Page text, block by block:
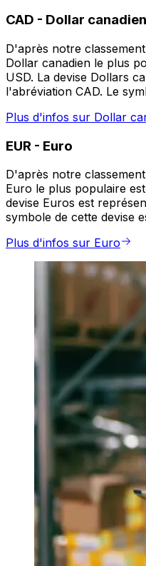
CAD - Dollar canadien
D'après notre
Dollar canadien le plus
USD. La devise Dollars
l'abréviation CAD. Le
Plus d'infos sur Dollar
EUR - Euro
D'après notre
Euro le plus populaire
devise Euros est
symbole de cette devise
Plus d'infos sur Euro